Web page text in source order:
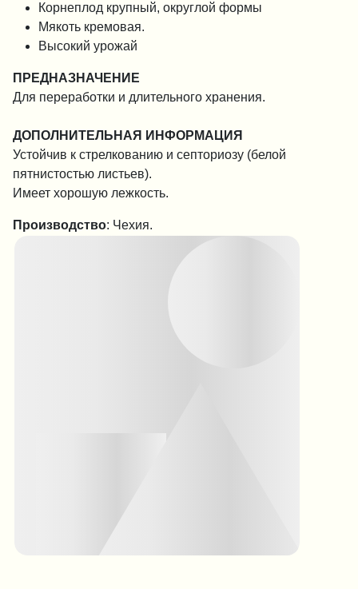
Корнеплод крупный, округлой формы
Мякоть кремовая.
Высокий урожай
ПРЕДНАЗНАЧЕНИЕ
Для переработки и длительного хранения.
ДОПОЛНИТЕЛЬНАЯ ИНФОРМАЦИЯ
Устойчив к стрелкованию и септориозу (белой
пятнистостью листьев).
Имеет хорошую лежкость.
Производство: Чехия.